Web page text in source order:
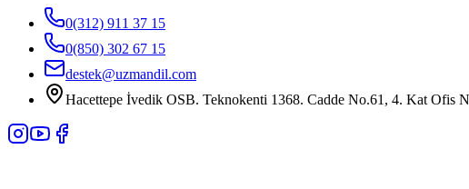
0(312) 911 37 15
0(850) 302 67 15
destek@uzmandil.com
Hacettepe İvedik OSB. Teknokenti 1368. Cadde No.61, 4. Kat Ofis